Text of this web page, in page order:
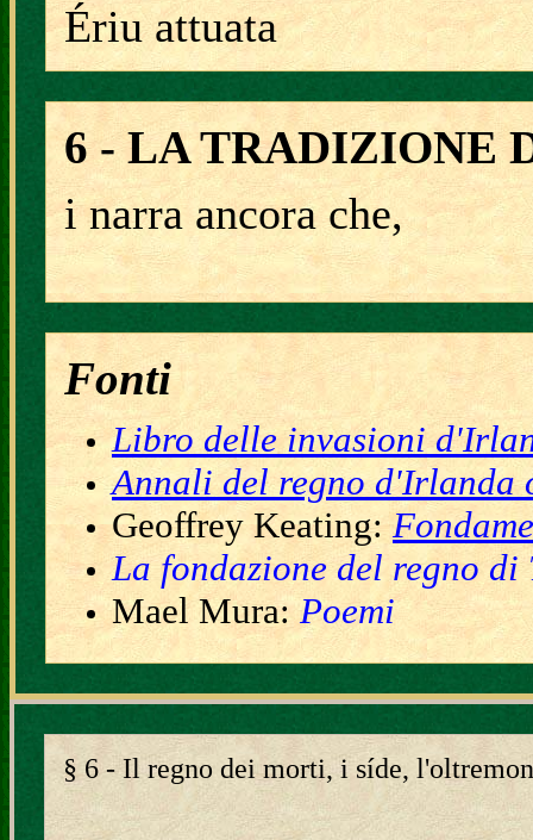
Ériu attuata
6 - LA TRADIZIONE
i narra ancora che,
Fonti
Libro delle invasioni
Annali del regno d'Irlanda
Geoffrey Keating:
La fondazione del regno di
Mael Mura:Poemi
§ 6 - Il regno dei morti, i síde,